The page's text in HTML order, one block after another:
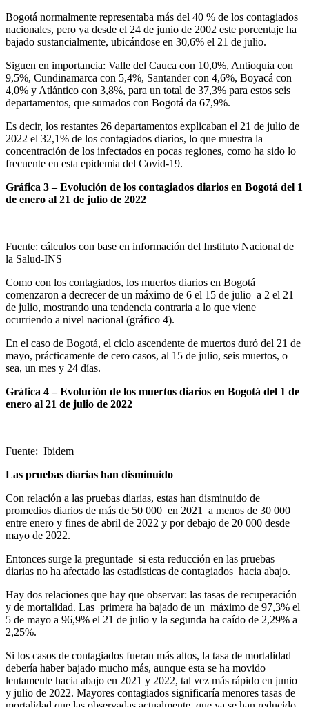
Bogotá normalmente representaba más del 40 % de los contagiados
nacionales, pero ya desde el 24 de junio de 2002 este porcentaje ha
bajado sustancialmente, ubicándose en 30,6% el 21 de julio.
Siguen en importancia: Valle del Cauca con 10,0%, Antioquia con
9,5%, Cundinamarca con 5,4%, Santander con 4,6%, Boyacá con
4,0% y Atlántico con 3,8%, para un total de 37,3% para estos seis
departamentos, que sumados con Bogotá da 67,9%.
Es decir, los restantes 26 departamentos explicaban el 21 de julio de
2022 el 32,1% de los contagiados diarios, lo que muestra la
concentración de los infectados en pocas regiones, como ha sido lo
frecuente en esta epidemia del Covid-19.
Gráfica 3 – Evolución de los contagiados diarios en Bogotá del 1
de enero al 21 de julio de 2022
Fuente: cálculos con base en información del Instituto Nacional de
la Salud-INS
Como con los contagiados, los muertos diarios en Bogotá
comenzaron a decrecer de un máximo de 6 el 15 de julio a 2 el 21
de julio, mostrando una tendencia contraria a lo que viene
ocurriendo a nivel nacional (gráfico 4).
En el caso de Bogotá, el ciclo ascendente de muertos duró del 21 de
mayo, prácticamente de cero casos, al 15 de julio, seis muertos, o
sea, un mes y 24 días.
Gráfica 4 – Evolución de los muertos diarios en Bogotá del 1 de
enero al 21 de julio de 2022
Fuente: Ibidem
Las pruebas diarias han disminuido
Con relación a las pruebas diarias, estas han disminuido de
promedios diarios de más de 50 000 en 2021 a menos de 30 000
entre enero y fines de abril de 2022 y por debajo de 20 000 desde
mayo de 2022.
Entonces surge la preguntade si esta reducción en las pruebas
diarias no ha afectado las estadísticas de contagiados hacia abajo.
Hay dos relaciones que hay que observar: las tasas de recuperación
y de mortalidad. Las primera ha bajado de un máximo de 97,3% el
5 de mayo a 96,9% el 21 de julio y la segunda ha caído de 2,29% a
2,25%.
Si los casos de contagiados fueran más altos, la tasa de mortalidad
debería haber bajado mucho más, aunque esta se ha movido
lentamente hacia abajo en 2021 y 2022, tal vez más rápido en junio
y julio de 2022. Mayores contagiados significaría menores tasas de